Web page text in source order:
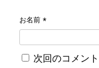
お名前 *
次回のコメン